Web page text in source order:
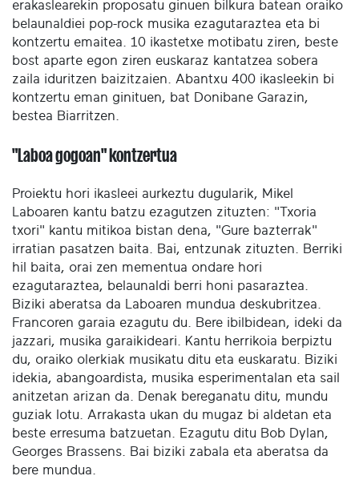
erakaslearekin proposatu ginuen bilkura batean oraiko
belaunaldiei pop-rock musika ezagutaraztea eta bi
kontzertu emaitea. 10 ikastetxe motibatu ziren, beste
bost aparte egon ziren euskaraz kantatzea sobera
zaila iduritzen baizitzaien. Abantxu 400 ikasleekin bi
kontzertu eman ginituen, bat Donibane Garazin,
bestea Biarritzen.
"Laboa gogoan" kontzertua
Proiektu hori ikasleei aurkeztu dugularik, Mikel
Laboaren kantu batzu ezagutzen zituzten: "Txoria
txori" kantu mitikoa bistan dena, "Gure bazterrak"
irratian pasatzen baita. Bai, entzunak zituzten. Berriki
hil baita, orai zen mementua ondare hori
ezagutaraztea, belaunaldi berri honi pasaraztea.
Biziki aberatsa da Laboaren mundua deskubritzea.
Francoren garaia ezagutu du. Bere ibilbidean, ideki da
jazzari, musika garaikideari. Kantu herrikoia berpiztu
du, oraiko olerkiak musikatu ditu eta euskaratu. Biziki
idekia, abangoardista, musika esperimentalan eta sail
anitzetan arizan da. Denak bereganatu ditu, mundu
guziak lotu. Arrakasta ukan du mugaz bi aldetan eta
beste erresuma batzuetan. Ezagutu ditu Bob Dylan,
Georges Brassens. Bai biziki zabala eta aberatsa da
bere mundua.